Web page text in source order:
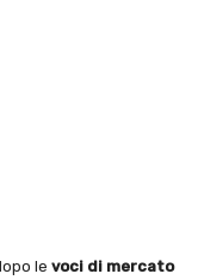
le voci di mercato